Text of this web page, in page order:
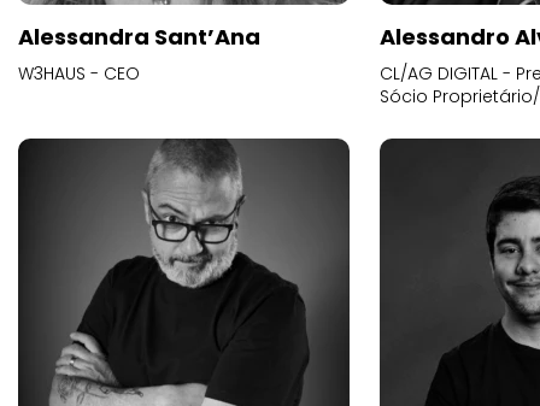
Alessandra Sant’Ana
W3HAUS - CEO
Alessandro
CL/AG DIGITAL -
Sócio